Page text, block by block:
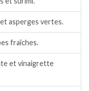
asperges vertes.
fraîches.
et vinaigrette